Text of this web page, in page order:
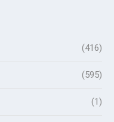
(416)
(595)
(1)